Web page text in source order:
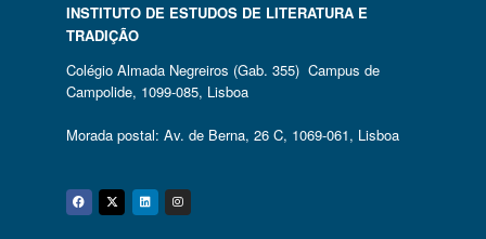
INSTITUTO DE ESTUDOS DE LITERATURA E
TRADIÇÃO
Colégio Almada Negreiros (Gab. 355) Campus de
Campolide, 1099-085, Lisboa
Morada postal: Av. de Berna, 26 C, 1069-061, Lisboa
Facebook
Twitter
Linkedin
Instagram